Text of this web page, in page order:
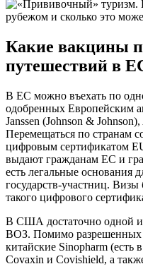
Какие вакцины
путешествий в
В ЕС можно въехать по
одобренных Европейским
Janssen (Johnson &
Перемещаться по странам
цифровым сертификатом
выдают гражданам ЕС и
есть легальные основания
государств-участниц. Визы
такого цифрового
В США достаточно одной
ВОЗ. Помимо разрешенных
китайские Sinopharm (есть
Covaxin и Covishield, а